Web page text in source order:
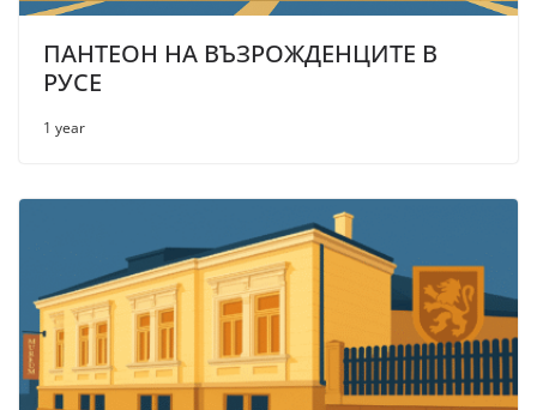
ПАНТЕОН НА ВЪЗРОЖДЕНЦИТЕ В
РУСЕ
1 year